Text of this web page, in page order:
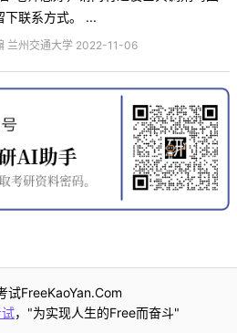
下联系方式。 ...
兰州交通大学 2022-11-06
试FreeKaoYan.Com
，"为实现人生的Free而奋斗"